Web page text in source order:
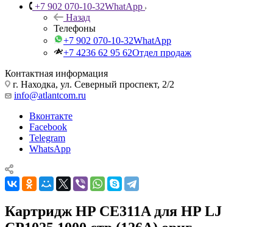
+7 902 070-10-32WhatApp
Назад
Телефоны
+7 902 070-10-32WhatApp
+7 4236 62 95 62Отдел продаж
Контактная информация
г. Находка, ул. Северный проспект, 2/2
info@atlantcom.ru
Вконтакте
Facebook
Telegram
WhatsApp
Картридж HP CE311A для HP LJ